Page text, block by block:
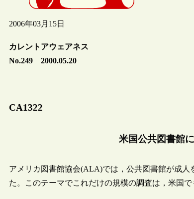
2006年03月15日
カレントアウェアネス
No.249 2000.05.20
CA1322
米国公共図書館
アメリカ図書館協会(ALA)では，公共図書館が成人
た。このテーマでこれだけの規模の調査は，米国で